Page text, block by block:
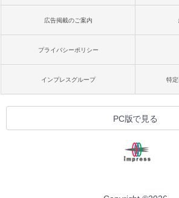
広告掲載のご案内
プライバシーポリシー
インプレスグループ 特
PC版で見る